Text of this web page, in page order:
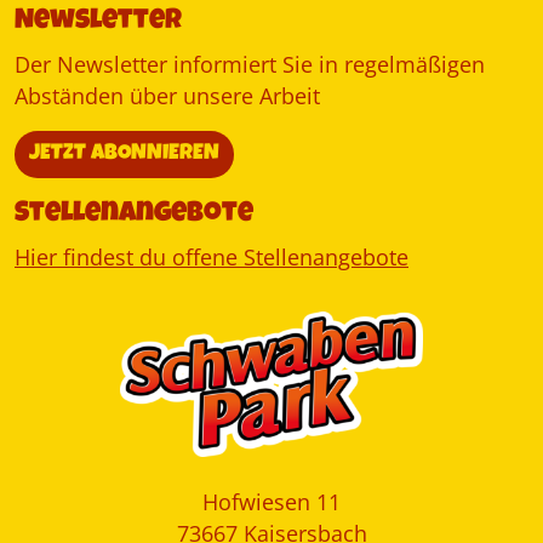
Newsletter
Der Newsletter informiert Sie in regelmäßigen
Abständen über unsere Arbeit
JETZT ABONNIEREN
Stellenangebote
Hier findest du offene Stellenangebote
Hofwiesen 11
73667 Kaisersbach